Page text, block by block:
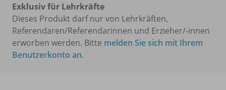
Exklusiv für Lehrkräfte
Dieses Produkt darf nur von Lehrkräften,
Referendaren/Referendarinnen und Erzieher/-innen
erworben werden. Bitte melden Sie sich mit Ihrem
Benutzerkonto an.